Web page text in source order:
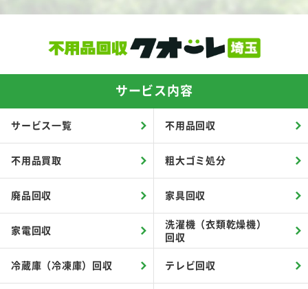
サービス内容
サービス一覧 不用品回収
不用品買取 粗大ゴミ処分
廃品回収 家具回収
家電回収
洗濯機（衣類乾燥機）
回収
冷蔵庫（冷凍庫）回収 テレビ回収